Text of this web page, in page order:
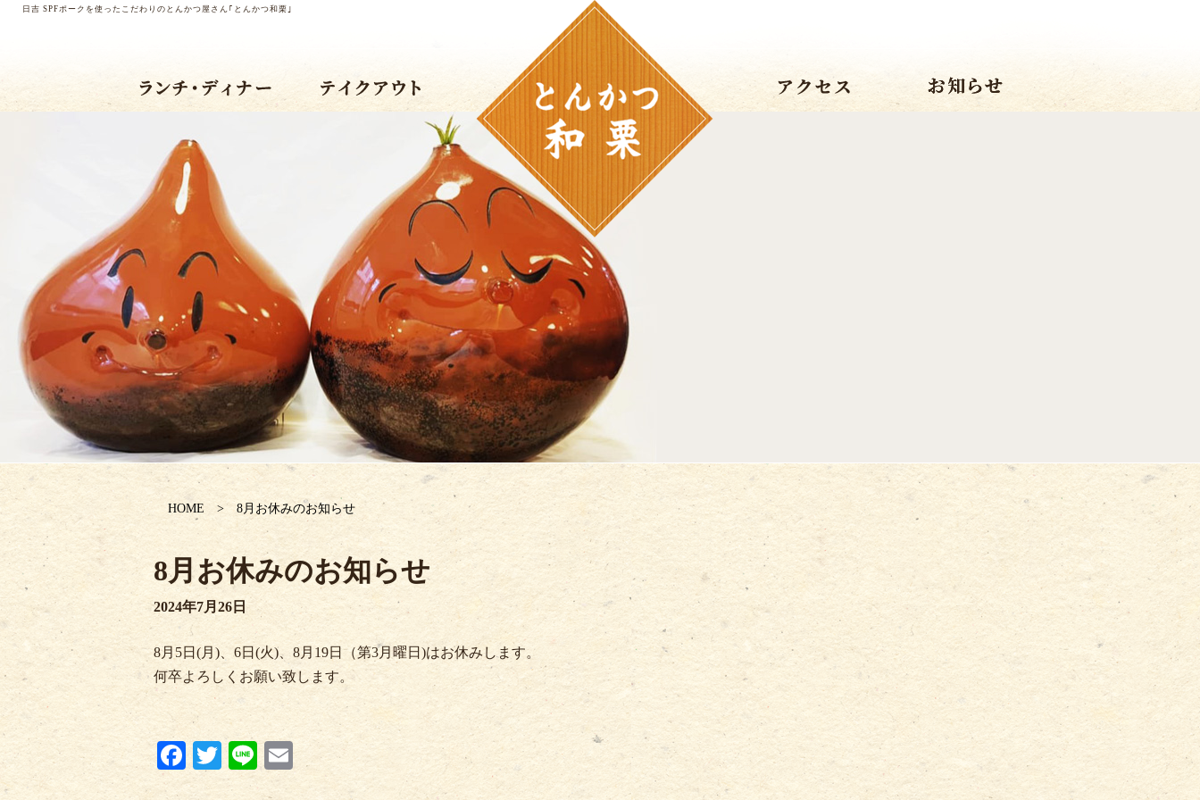
日吉 SPFポークを使ったこだわりのとんかつ屋さん｢とんかつ和栗｣
HOME 8月お休みのお知らせ
8月お休みのお知らせ
2024年7月26日
8月5日(月)、6日(火)、8月19日（第3月曜日)はお休みします。
何卒よろしくお願い致します。
Fa
ce
T
wi
Li
ne
E
m